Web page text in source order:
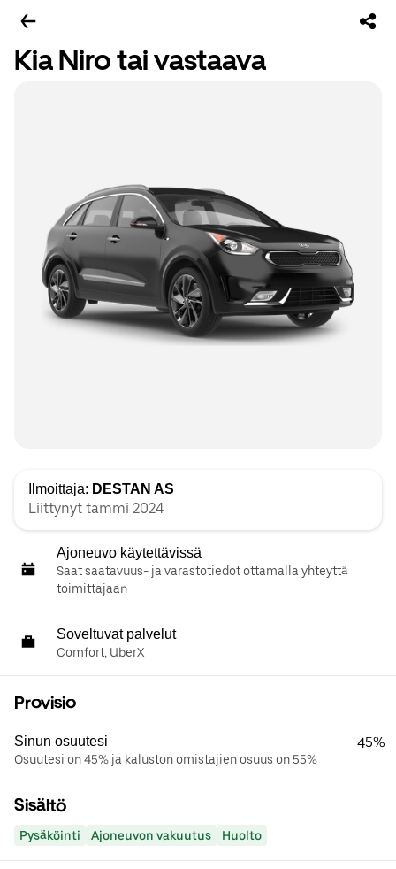
Kia Niro tai vastaava
Ilmoittaja: DESTAN AS
Liittynyt tammi 2024
Ajoneuvo käytettävissä
Saat saatavuus- ja varastotiedot ottamalla yhteyttä
toimittajaan
Soveltuvat palvelut
Comfort, UberX
Provisio
Sinun osuutesi
Osuutesi on 45% ja kaluston omistajien osuus on 55%
45%
Sisältö
Pysäköinti Ajoneuvon vakuutus Huolto